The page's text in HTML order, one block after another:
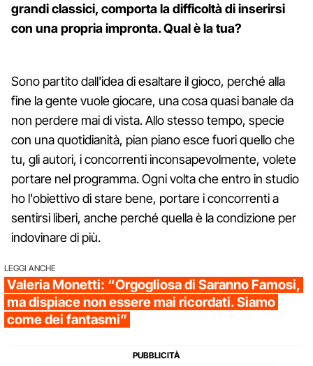
grandi classici, comporta la difficoltà di inserirsi
con una propria impronta. Qual è la tua?
Sono partito dall'idea di esaltare il gioco, perché alla
fine la gente vuole giocare, una cosa quasi banale da
non perdere mai di vista. Allo stesso tempo, specie
con una quotidianità, pian piano esce fuori quello che
tu, gli autori, i concorrenti inconsapevolmente, volete
portare nel programma. Ogni volta che entro in studio
ho l'obiettivo di stare bene, portare i concorrenti a
sentirsi liberi, anche perché quella è la condizione per
indovinare di più.
LEGGI ANCHE
Valeria Monetti: “Orgogliosa di Saranno Famosi,
ma dispiace non essere mai ricordati. Siamo
come dei fantasmi”